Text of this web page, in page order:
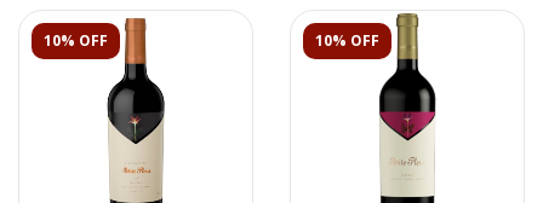
10% OFF 10% OFF